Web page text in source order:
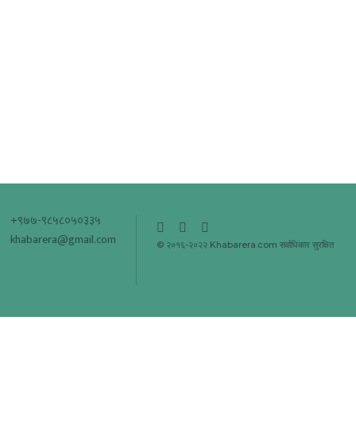
+९७७-९८५८०५०३३५
khabarera@gmail.com
© २०१६-२०२२ Khabarera.com सर्वाधिकार सुरक्षित